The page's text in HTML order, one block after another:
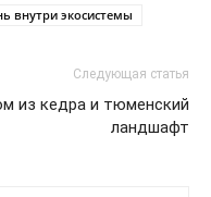
внутри экосистемы
Следующая статья
из кедра и тюменский
ландшафт